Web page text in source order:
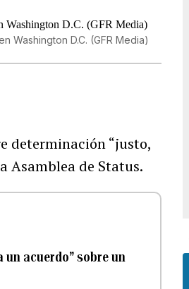
Washington D.C. (GFR Media)
determinación “justo,
Asamblea de Status.
un acuerdo” sobre un